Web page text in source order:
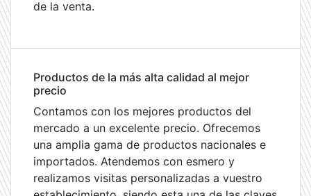
de la venta.
Productos de la más alta calidad al mejor
precio
Contamos con los mejores productos del
mercado a un excelente precio. Ofrecemos
una amplia gama de productos nacionales e
importados. Atendemos con esmero y
realizamos visitas personalizadas a vuestro